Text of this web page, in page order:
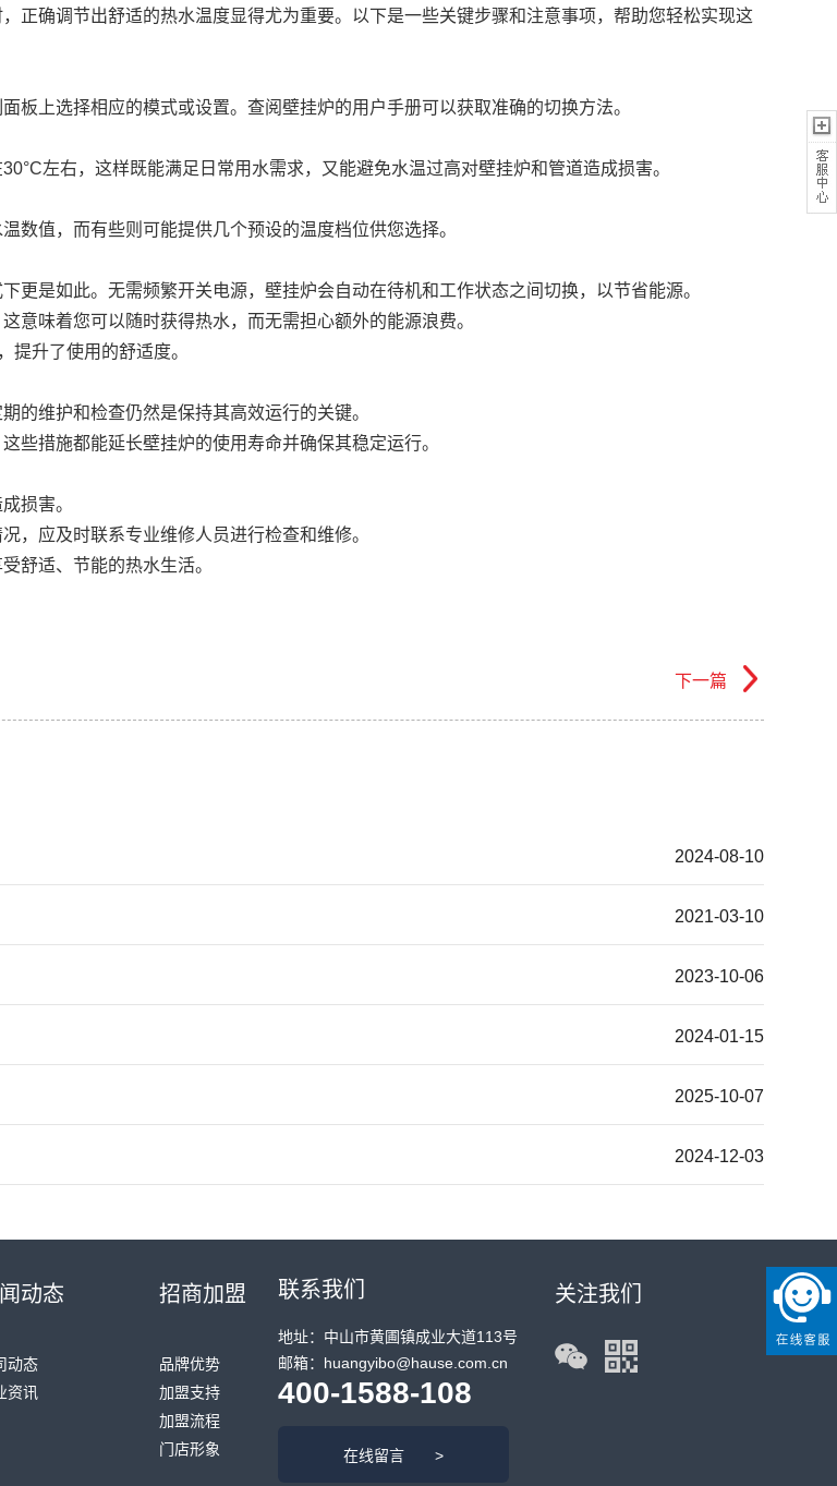
确调节出舒适的热水温度显得尤为重要。以下是一些关键步骤和注意事项，帮助您轻松实现这
上选择相应的模式或设置。查阅壁挂炉的用户手册可以获取准确的切换方法。
左右，这样既能满足日常用水需求，又能避免水温过高对壁挂炉和管道造成损害。
值，而有些则可能提供几个预设的温度档位供您选择。
是如此。无需频繁开关电源，壁挂炉会自动在待机和工作状态之间切换，以节省能源。
味着您可以随时获得热水，而无需担心额外的能源浪费。
升了使用的舒适度。
维护和检查仍然是保持其高效运行的关键。
措施都能延长壁挂炉的使用寿命并确保其稳定运行。
损害。
应及时联系专业维修人员进行检查和维修。
适、节能的热水生活。
下一篇
2024-08-10
2021-03-10
2023-10-06
2024-01-15
2025-10-07
2024-12-03
动态
动态
资讯
招商加盟
品牌优势
加盟支持
加盟流程
门店形象
联系我们
地址：中山市黄圃镇成业大道113号
邮箱：huangyibo@hause.com.cn
400-1588-108
在线留言 >
关注我们